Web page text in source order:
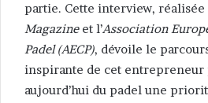
partie. Cette interview,
Magazineet l’Association
Padel (AECP), dévoile le
inspirante de cet entrepreneur
aujourd’hui du padel une